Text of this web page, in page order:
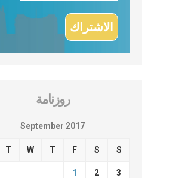
روزنامة
September 2017
T W T F S S
1 2 3